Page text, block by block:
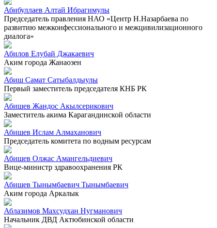
Абибуллаев Алтай Ибрагимулы
Председатель правления НАО «Центр Н.Назарбаева по
развитию межконфессионального и межцивилизационного
диалога»
Абилов Елубай Джакаевич
Аким города Жанаозен
Абиш Самат Сатыбалдыулы
Первый заместитель председателя КНБ РК
Абишев Жандос Акылсерикович
Заместитель акима Карагандинской области
Абишев Ислам Алмаханович
Председатель комитета по водным ресурсам
Абишев Олжас Амангельдиевич
Вице-министр здравоохранения РК
Абишев Тынымбаевич Тынымбаевич
Аким города Аркалык
Аблазимов Махсудхан Нугманович
Начальник ДВД Актюбинской области